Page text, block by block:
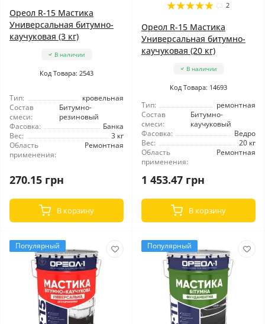
Ореол R-15 Мастика
Универсальная битумно-
каучуковая (3 кг)
В наличии
Код Товара: 2543
Тип:
кровельная
Состав
смеси:
Битумно-
резиновый
Фасовка:
Банка
Вес:
3 кг
Область
применения:
Ремонтная
270.15 грн
В корзину
2
Ореол R-15 Мастика
Универсальная битумно-
каучуковая (20 кг)
В наличии
Код Товара: 14693
Тип:
ремонтная
Состав
смеси:
Битумно-
каучуковый
Фасовка:
Ведро
Вес:
20 кг
Область
применения:
Ремонтная
1 453.47 грн
В корзину
Популярный Популярный